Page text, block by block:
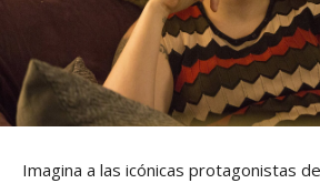
Imagina a las icónicas protagonistas de